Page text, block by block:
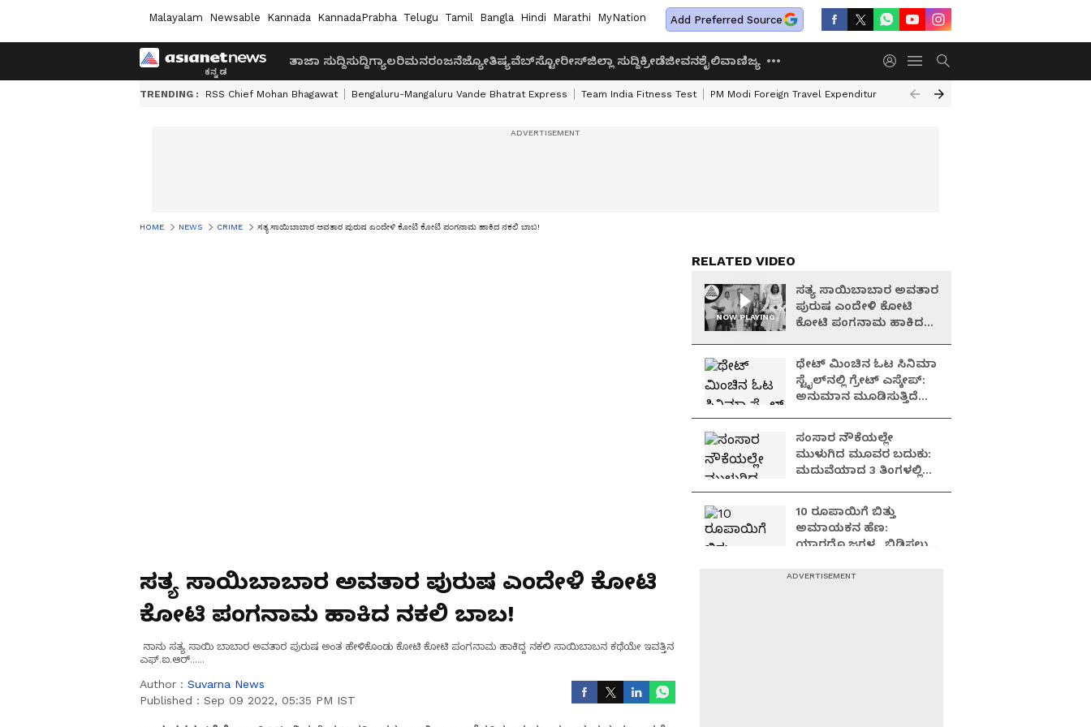
Malayalam Newsable Kannada KannadaPrabha Telugu Tamil Bangla Hindi Marathi MyNation Add Preferred Source
ತಾಜಾ ಸುದ್ದಿಸುದ್ದಿಗ್ಯಾಲರಿಮನರಂಜನೆಜ್ಯೋತಿಷ್ಯವೆಬ್‌ಸ್ಟೋರೀಸ್ಜಿಲ್ಲಾ ಸುದ್ದಿಕ್ರೀಡೆಜೀವನಶೈಲಿವಾಣಿಜ್ಯ
TRENDING : RSS Chief Mohan Bhagawat Bengaluru-Mangaluru Vande Bhatrat Express Team India Fitness Test PM Modi Foreign Travel Expenditure Valmiki Corporation Scam
HOME NEWS CRIME ಸತ್ಯ ಸಾಯಿಬಾಬಾರ ಅವತಾರ ಪುರುಷ ಎಂದೇಳಿ ಕೋಟಿ ಕೋಟಿ ಪಂಗನಾಮ ಹಾಕಿದ ನಕಲಿ ಬಾಬ!
ಸತ್ಯ ಸಾಯಿಬಾಬಾರ ಅವತಾರ ಪುರುಷ ಎಂದೇಳಿ ಕೋಟಿ
ಕೋಟಿ ಪಂಗನಾಮ ಹಾಕಿದ ನಕಲಿ ಬಾಬ!
ನಾನು ಸತ್ಯ ಸಾಯಿ ಬಾಬಾರ ಅವತಾರ ಪುರುಷ ಅಂತ ಹೇಳಿಕೊಂಡು ಕೋಟಿ ಕೋಟಿ ಪಂಗನಾಮ ಹಾಕಿದ್ದ ನಕಲಿ ಸಾಯಿಬಾಬನ ಕಥೆಯೇ ಇವತ್ತಿನ
ಎಫ್.ಐ.ಆರ್......
Author : Suvarna News
Published : Sep 09 2022, 05:35 PM IST
RELATED VIDEO
NOW PLAYING
ಸತ್ಯ ಸಾಯಿಬಾಬಾರ ಅವತಾರ
ಪುರುಷ ಎಂದೇಳಿ ಕೋಟಿ
ಕೋಟಿ ಪಂಗನಾಮ ಹಾಕಿದ
ಥೇಟ್​​ ಮಿಂಚಿನ ಓಟ ಸಿನಿಮಾ
ಸ್ಟೈಲ್​ನಲ್ಲಿ ಗ್ರೇಟ್​​ ಎಸ್ಕೇಪ್:
ಅನುಮಾನ ಮೂಡಿಸುತ್ತಿದೆ
ಸಂಸಾರ ನೌಕೆಯಲ್ಲೇ
ಮುಳುಗಿದ ಮೂವರ ಬದುಕು:
ಮದುವೆಯಾದ 3 ತಿಂಗಳಲ್ಲಿ
10 ರೂಪಾಯಿಗೆ ಬಿತ್ತು
ಅಮಾಯಕನ ಹೆಣ:
ಯಾರದ್ದೊ ಜಗಳ.. ಬಿಡಿಸಲು